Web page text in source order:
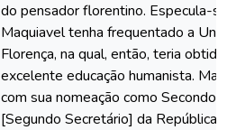
do pensador florentino. Especula-
Maquiavel tenha frequentado a
Florença, na qual, então, teria
excelente educação humanista.
com sua nomeação como Secondo
[Segundo Secretário] da República